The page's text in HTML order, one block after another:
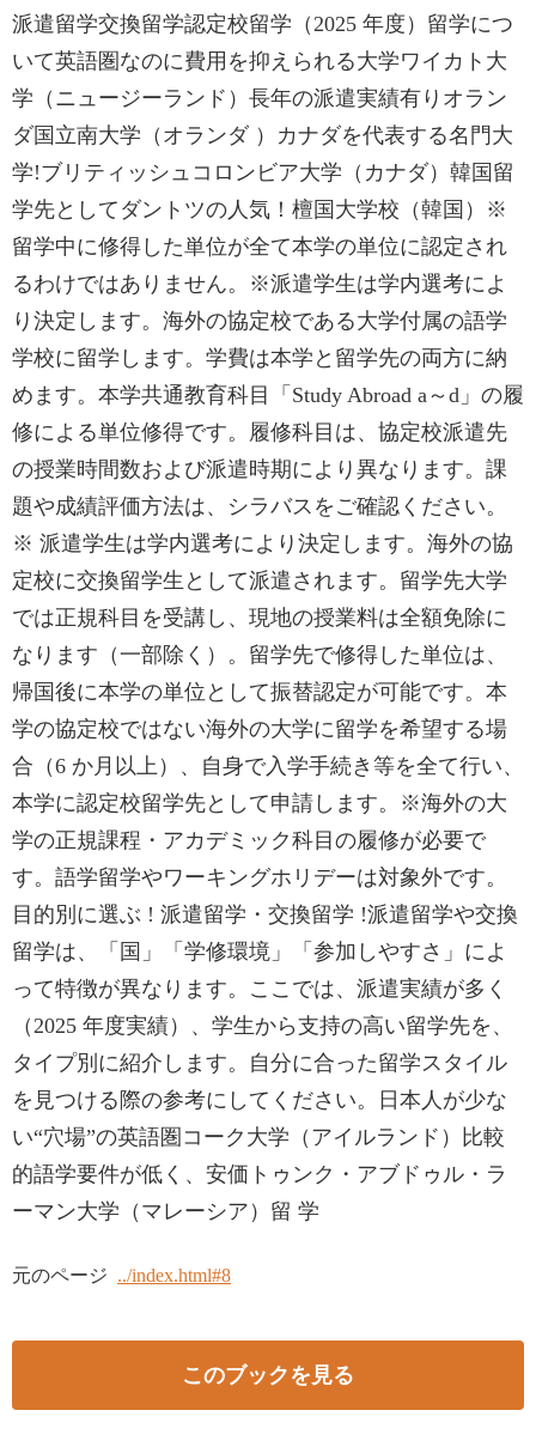
派遣留学交換留学認定校留学（2025 年度）留学につ
いて英語圏なのに費用を抑えられる大学ワイカト大
学（ニュージーランド）長年の派遣実績有りオラン
ダ国立南大学（オランダ ）カナダを代表する名門大
学!ブリティッシュコロンビア大学（カナダ）韓国留
学先としてダントツの人気！檀国大学校（韓国）※
留学中に修得した単位が全て本学の単位に認定され
るわけではありません。※派遣学生は学内選考によ
り決定します。海外の協定校である大学付属の語学
学校に留学します。学費は本学と留学先の両方に納
めます。本学共通教育科目「Study Abroad a～d」の履
修による単位修得です。履修科目は、協定校派遣先
の授業時間数および派遣時期により異なります。課
題や成績評価方法は、シラバスをご確認ください。
※ 派遣学生は学内選考により決定します。海外の協
定校に交換留学生として派遣されます。留学先大学
では正規科目を受講し、現地の授業料は全額免除に
なります（一部除く）。留学先で修得した単位は、
帰国後に本学の単位として振替認定が可能です。本
学の協定校ではない海外の大学に留学を希望する場
合（6 か月以上）、自身で入学手続き等を全て行い、
本学に認定校留学先として申請します。※海外の大
学の正規課程・アカデミック科目の履修が必要で
す。語学留学やワーキングホリデーは対象外です。
目的別に選ぶ ! 派遣留学・交換留学 !派遣留学や交換
留学は、「国」「学修環境」「参加しやすさ」によ
って特徴が異なります。ここでは、派遣実績が多く
（2025 年度実績）、学生から支持の高い留学先を、
タイプ別に紹介します。自分に合った留学スタイル
を見つける際の参考にしてください。日本人が少な
い“穴場”の英語圏コーク大学（アイルランド）比較
的語学要件が低く、安価トゥンク・アブドゥル・ラ
ーマン大学（マレーシア）留 学
元のページ ../index.html#8
このブックを見る